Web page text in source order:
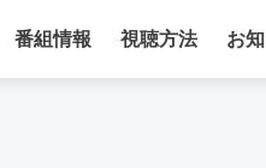
番組情報 視聴方法 お